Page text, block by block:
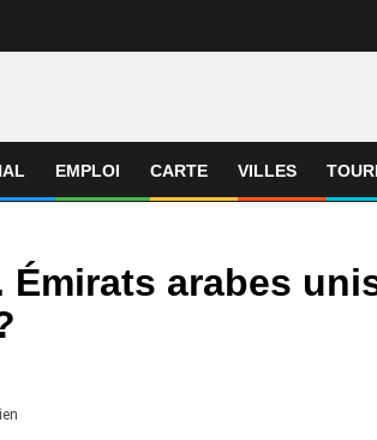
EMPLOI CARTE VILLES
Émirats arabes